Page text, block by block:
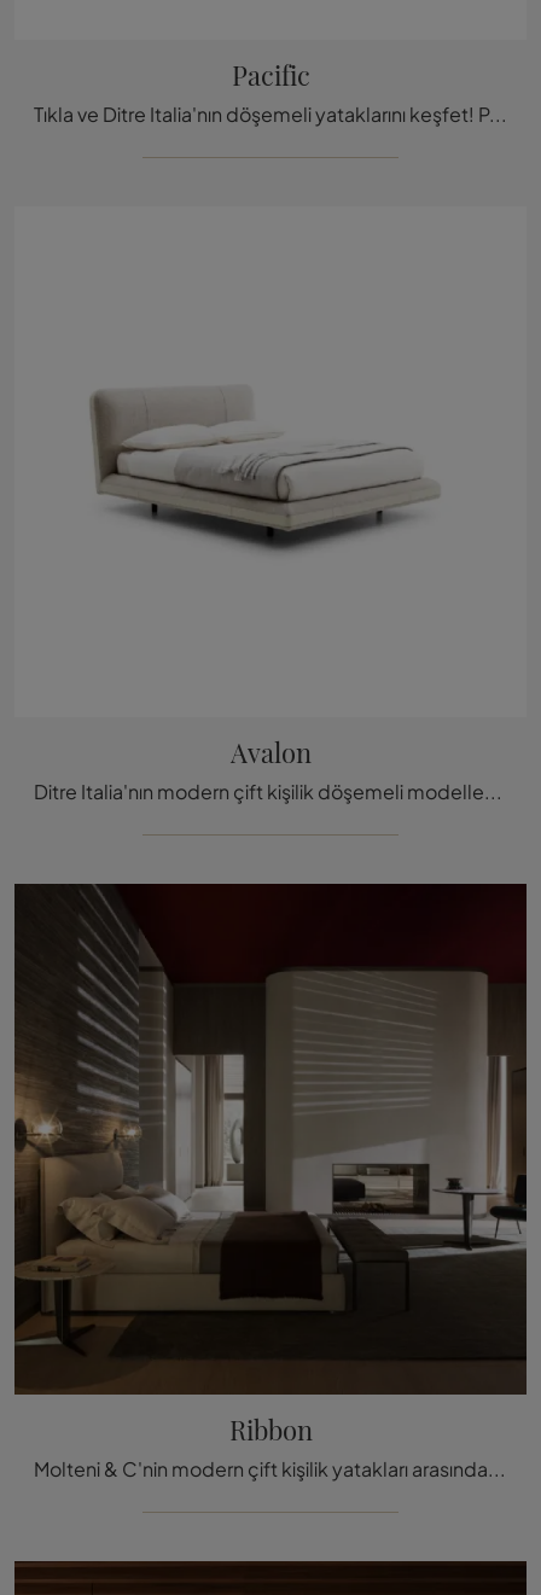
Pacific
Tıkla ve Ditre Italia'nın döşemeli yataklarını keşfet! Pacific kumaş modeli, çift kişilik versiyonlarda sen
Avalon
Ditre Italia'nın modern çift kişilik döşemeli modelleri arasında yer alan Avalon kumaş yatağı, size en iyi dinlenmeyi sağlamak
Ribbon
Molteni & C'nin modern çift kişilik yatakları arasındaki kumaş şeritli yatak modeli, size en iyi dinlenmeyi garantile